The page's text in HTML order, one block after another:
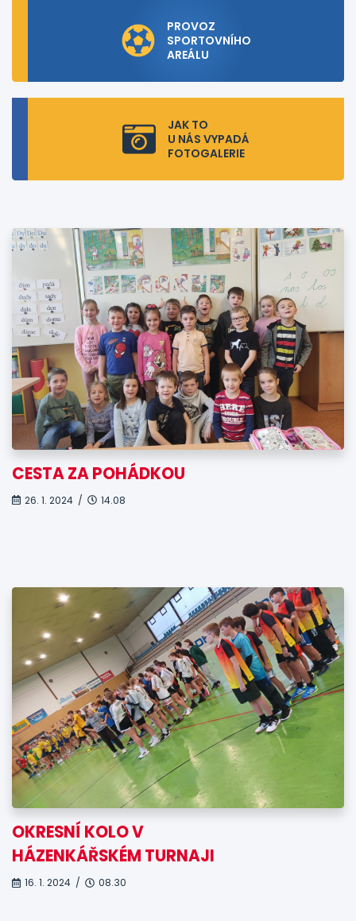
PROVOZ
SPORTOVNÍHO
AREÁLU
JAK TO
U NÁS VYPADÁ
FOTOGALERIE
CESTA ZA POHÁDKOU
26. 1. 2024 / 14.08
OKRESNÍ KOLO V
HÁZENKÁŘSKÉM TURNAJI
16. 1. 2024 / 08.30